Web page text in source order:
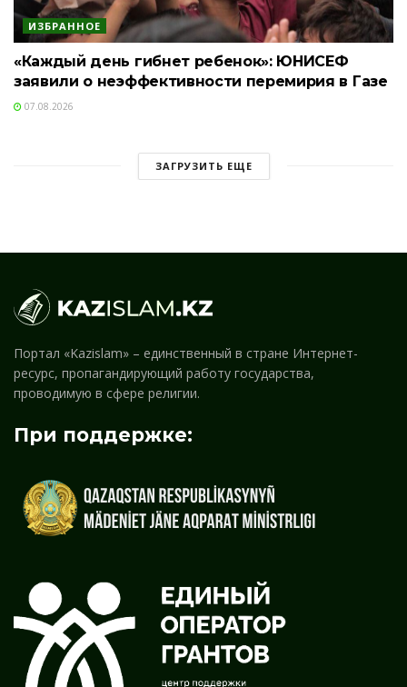
ИЗБРАННОЕ
«Каждый день гибнет ребенок»: ЮНИСЕФ
заявили о неэффективности перемирия в Газе
07.08.2026
ЗАГРУЗИТЬ ЕЩЕ
Портал «Kazislam» – единственный в стране Интернет-
ресурс, пропагандирующий работу государства,
проводимую в сфере религии.
При поддержке: